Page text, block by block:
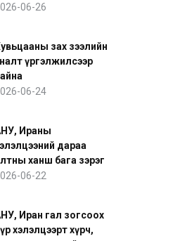
хүрэх төлөвтэй
06-26
зах зээлийн
үргэлжилсээр
06-24
Ираны
дараа
ханш бага зэрэг
06-22
Иран гал зогсоох
хэлэлцээрт хүрч,